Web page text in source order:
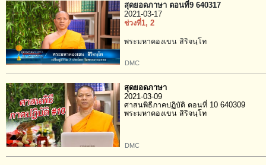
สุดยอดภาษา ตอนที่9 640317
2021-03-17
ช่วงที่1, 2
พระมหาคองเขน สิริจนฺโท
DMC
สุดยอดภาษา
2021-03-09
ศาสนพิธีภาคปฏิบัติ ตอนที่ 10 640309
พระมหาคองเขน สิริจนฺโท
DMC